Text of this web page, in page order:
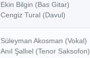
Ekin Bilgin (Bas Gitar)
Cengiz Tural (Davul)
Süleyman Akosman (Vokal)
Anıl Şallıel (Tenor Saksofon)